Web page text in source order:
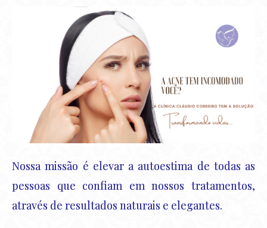
Nossa missão é elevar a autoestima de todas as
pessoas que confiam em nossos tratamentos,
através de resultados naturais e elegantes.